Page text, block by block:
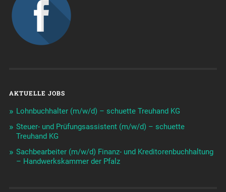
AKTUELLE JOBS
Lohnbuchhalter (m/w/d) – schuette Treuhand KG
Steuer- und Prüfungsassistent (m/w/d) – schuette
Treuhand KG
Sachbearbeiter (m/w/d) Finanz- und Kreditorenbuchhaltung
– Handwerkskammer der Pfalz